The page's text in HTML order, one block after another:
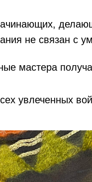
не связан с
мастера
увлеченных